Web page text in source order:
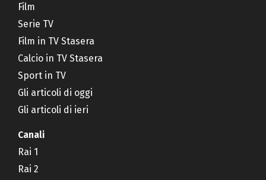
Film
Serie TV
Film in TV Stasera
Calcio in TV Stasera
Sport in TV
Gli articoli di oggi
Gli articoli di ieri
Canali
Rai 1
Rai 2